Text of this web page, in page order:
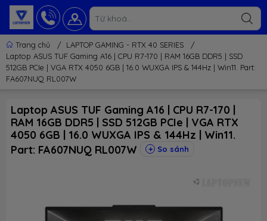
Trang chủ / LAPTOP GAMING - RTX 40 SERIES
/
Laptop ASUS TUF Gaming A16 | CPU R7-170 | RAM 16GB DDR5 | SSD
512GB PCIe | VGA RTX 4050 6GB | 16.0 WUXGA IPS & 144Hz | Win11. Part:
FA607NUQ RL007W
Laptop ASUS TUF Gaming A16 | CPU R7-170 |
RAM 16GB DDR5 | SSD 512GB PCIe | VGA RTX
4050 6GB | 16.0 WUXGA IPS & 144Hz | Win11.
Part: FA607NUQ RL007W
So sánh